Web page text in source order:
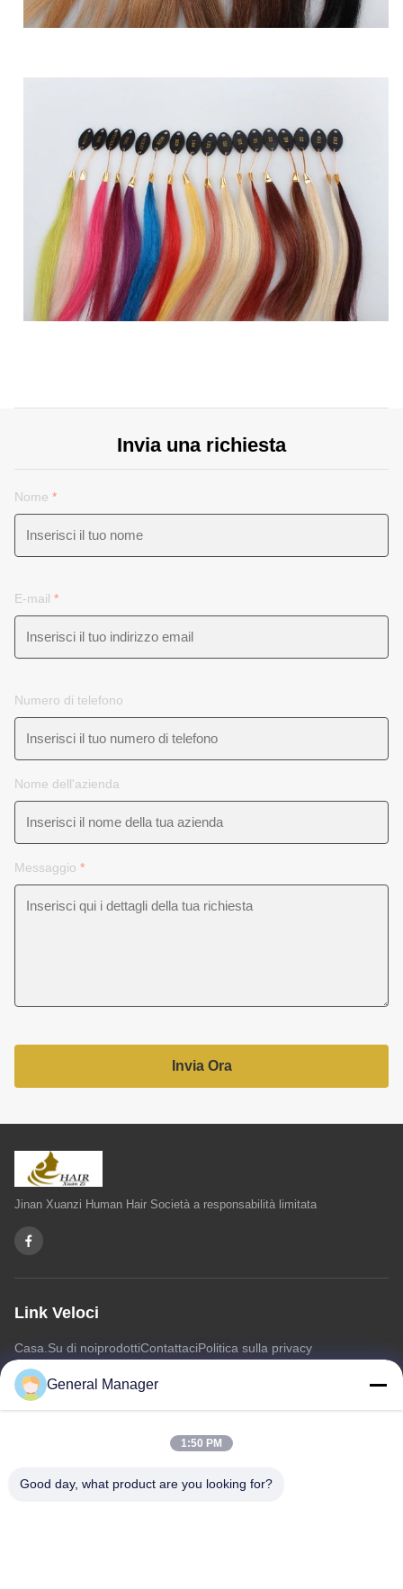
Invia una richiesta
Nome *
E-mail *
Numero di telefono
Nome dell'azienda
Messaggio *
Invia Ora
Jinan Xuanzi Human Hair Società a responsabilità limitata
Link Veloci
Casa. Su di noiprodottiContattaciPolitica sulla privacy
Mappa del sito
provincia dello Shandong
General Manager
1:50 PM
Good day, what product are you looking for?